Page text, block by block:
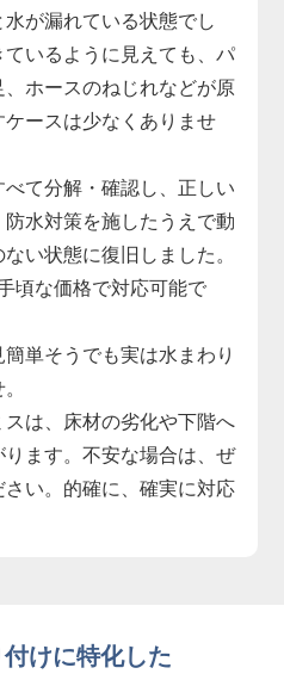
が漏れている状態でし
いるように見えても、パ
ホースのねじれなどが原
ースは少なくありませ
て分解・確認し、正しい
水対策を施したうえで動
い状態に復旧しました。
頃な価格で対応可能で
単そうでも実は水まわり
は、床材の劣化や下階へ
ます。不安な場合は、ぜ
い。的確に、確実に対応
けに特化した